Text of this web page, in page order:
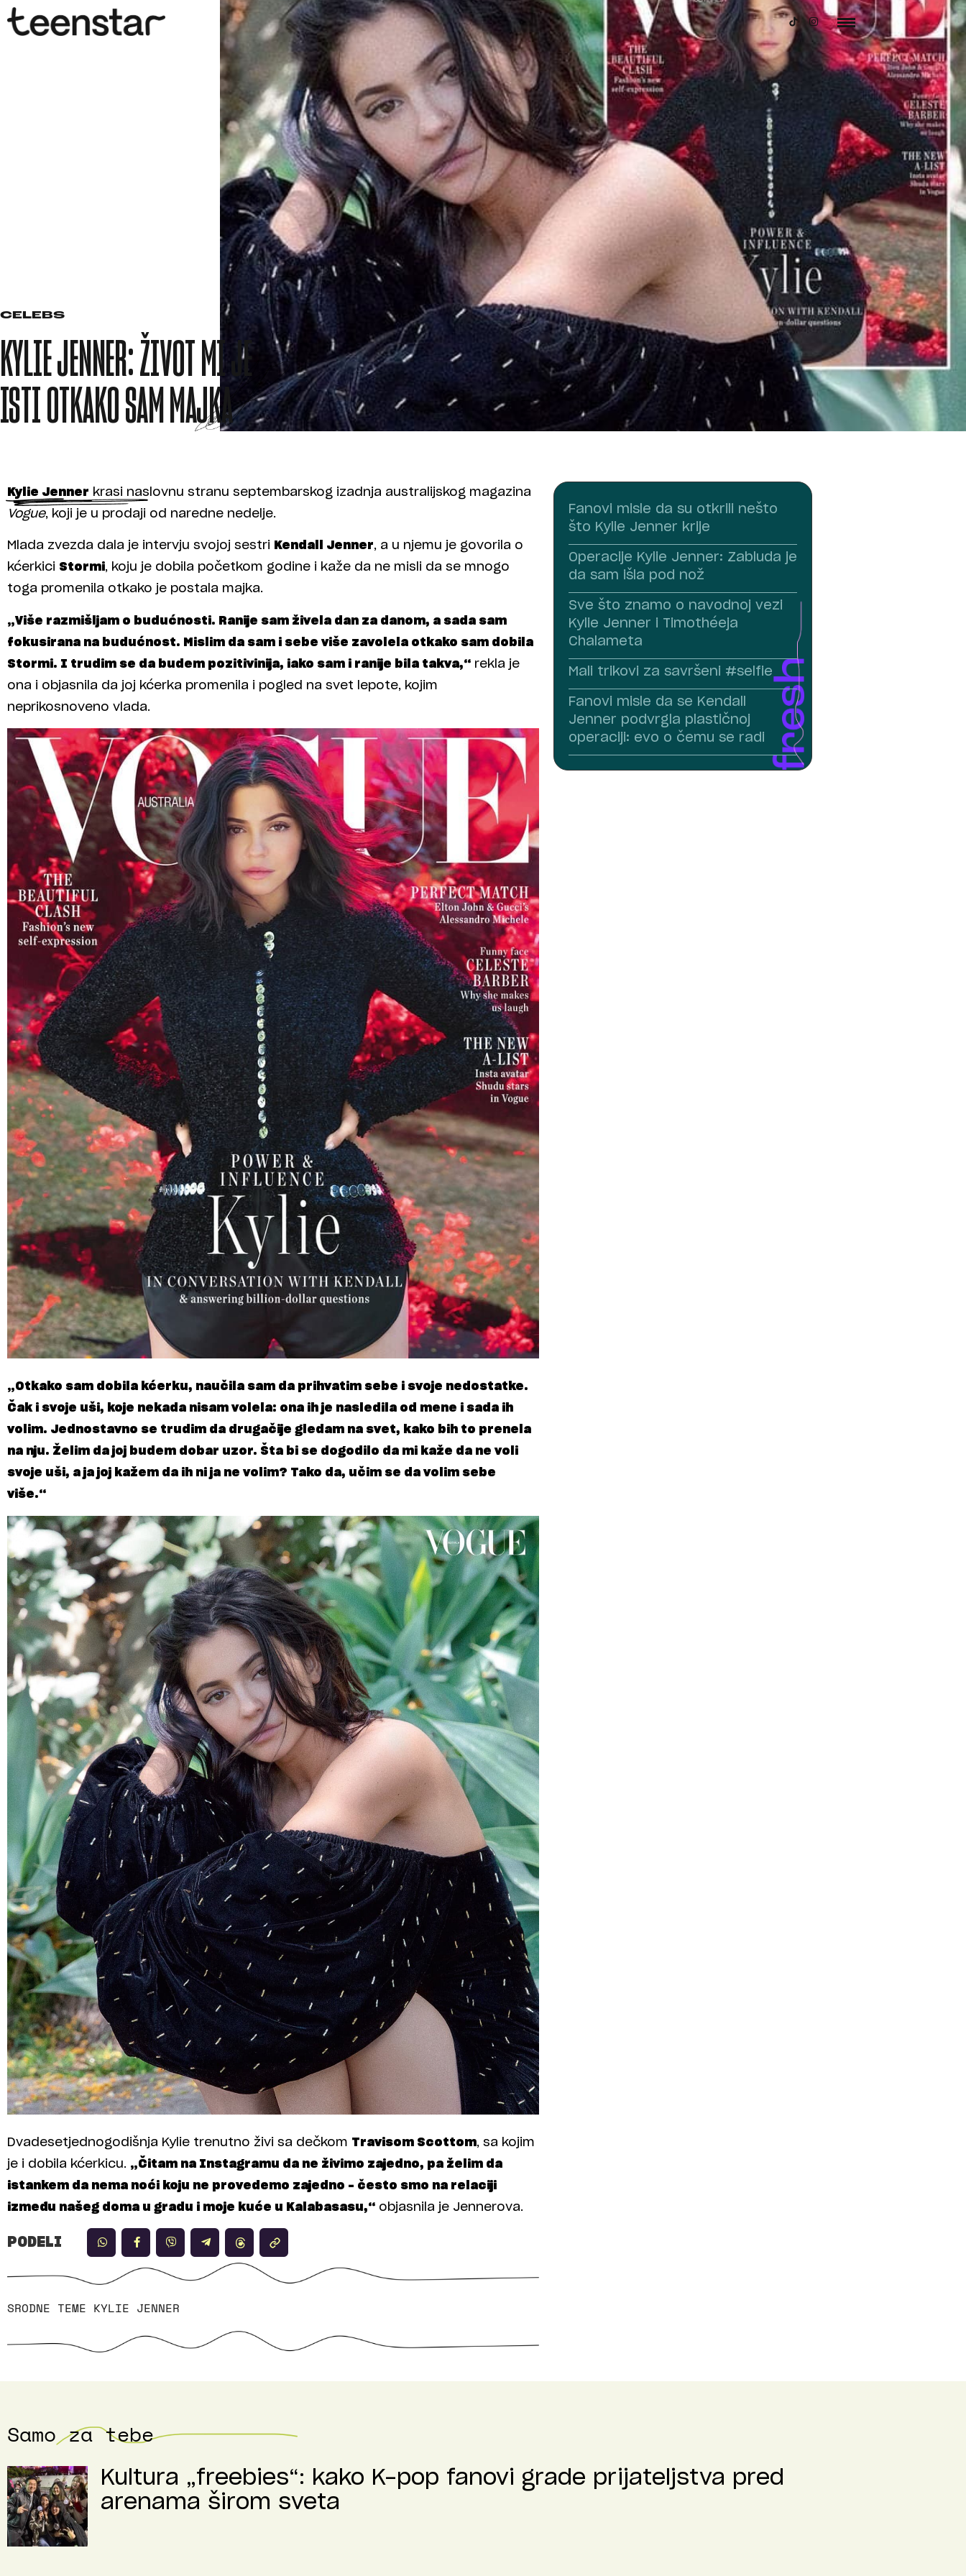
CELEBS
KYLIE JENNER: ŽIVOT MI JE
ISTI OTKAKO SAM MAJKA
Kylie Jenner krasi naslovnu stranu septembarskog izadnja australijskog magazina
Vogue, koji je u prodaji od naredne nedelje.
Mlada zvezda dala je intervju svojoj sestri Kendall Jenner, a u njemu je govorila o
kćerkici Stormi, koju je dobila početkom godine i kaže da ne misli da se mnogo
toga promenila otkako je postala majka.
„Više razmišljam o budućnosti. Ranije sam živela dan za danom, a sada sam
fokusirana na budućnost. Mislim da sam i sebe više zavolela otkako sam dobila
Stormi. I trudim se da budem pozitivinija, iako sam i ranije bila takva,“ rekla je
ona i objasnila da joj kćerka promenila i pogled na svet lepote, kojim
neprikosnoveno vlada.
„Otkako sam dobila kćerku, naučila sam da prihvatim sebe i svoje nedostatke.
Čak i svoje uši, koje nekada nisam volela: ona ih je nasledila od mene i sada ih
volim. Jednostavno se trudim da drugačije gledam na svet, kako bih to prenela
na nju. Želim da joj budem dobar uzor. Šta bi se dogodilo da mi kaže da ne voli
svoje uši, a ja joj kažem da ih ni ja ne volim? Tako da, učim se da volim sebe
više.“
Dvadesetjednogodišnja Kylie trenutno živi sa dečkom Travisom Scottom, sa kojim
je i dobila kćerkicu. „Čitam na Instagramu da ne živimo zajedno, pa želim da
istankem da nema noći koju ne provedemo zajedno – često smo na relaciji
između našeg doma u gradu i moje kuće u Kalabasasu,“ objasnila je Jennerova.
PODELI
SRODNE TEME KYLIE JENNER
Fanovi misle da su otkrili nešto
što Kylie Jenner krije
Operacije Kylie Jenner: Zabluda je
da sam išla pod nož
Sve što znamo o navodnoj vezi
Kylie Jenner i Timothéeja
Chalameta
Mali trikovi za savršeni #selfie
Fanovi misle da se Kendall
Jenner podvrgla plastičnoj
operaciji: evo o čemu se radi
Samo za tebe
Kultura „freebies“: kako K-pop fanovi grade prijateljstva pred
arenama širom sveta